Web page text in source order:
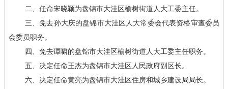
二、任命宋晓颖为盘锦市大洼区榆树街道人大工委主任。
三、免去孙大庆的盘锦市大洼区人大常委会代表资格审查委员
会委员职务。
四、免去谭啸的盘锦市大洼区榆树街道人大工委主任职务。
五、决定任命王杰为盘锦市大洼区人民政府副区长。
六、决定任命黄亮为盘锦市大洼区住房和城乡建设局局长。